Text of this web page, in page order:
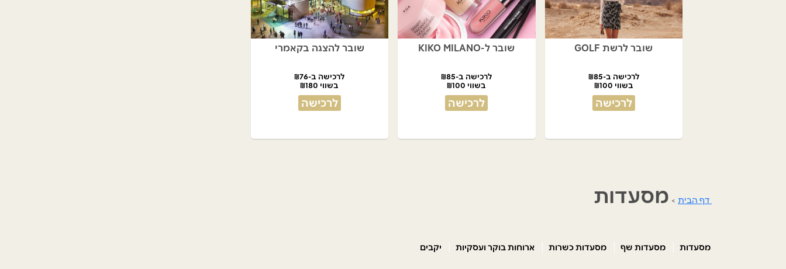
שובר לרשת GOLF
לרכישה ב-₪85
בשווי ₪100
לרכישה
שובר ל-KIKO MILANO
לרכישה ב-₪85
בשווי ₪100
לרכישה
שובר להצגה בקאמרי
לרכישה ב-₪76
בשווי ₪180
לרכישה
דף הבית > מסעדות
מסעדות מסעדות שף מסעדות כשרות ארוחות בוקר ועסקיות יקבים